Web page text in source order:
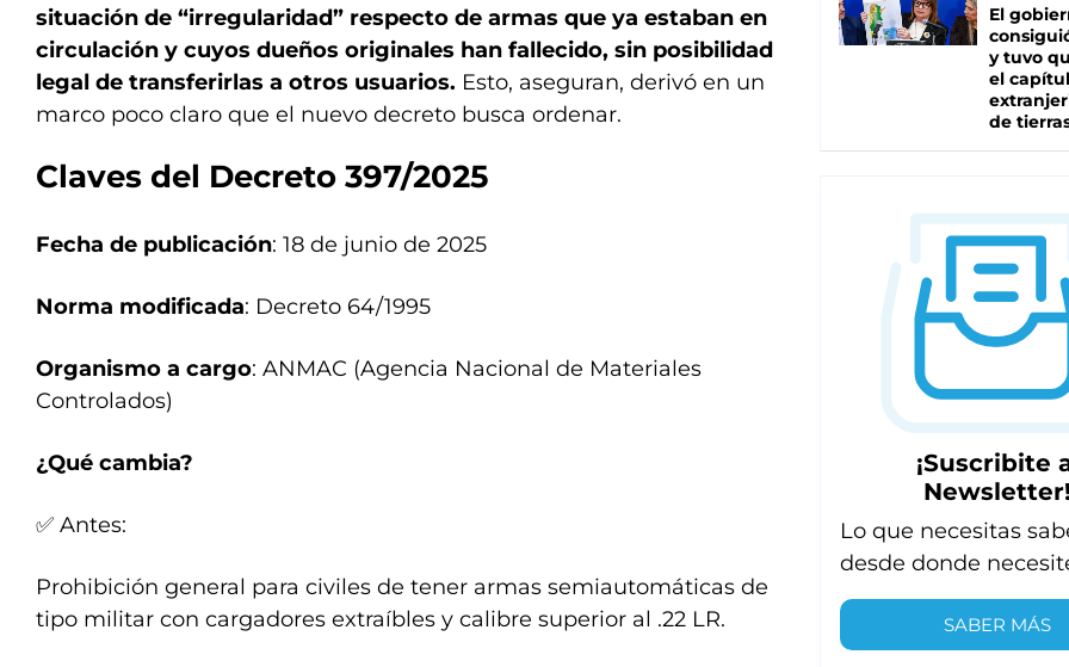
situación de “irregularidad” respecto de armas que ya estaban en
circulación y cuyos dueños originales han fallecido, sin posibilidad
legal de transferirlas a otros usuarios. Esto, aseguran, derivó en un
marco poco claro que el nuevo decreto busca ordenar.
Claves del Decreto 397/2025
Fecha de publicación: 18 de junio de 2025
Norma modificada: Decreto 64/1995
Organismo a cargo: ANMAC (Agencia Nacional de Materiales
Controlados)
¿Qué cambia?
✅ Antes:
Prohibición general para civiles de tener armas semiautomáticas de
tipo militar con cargadores extraíbles y calibre superior al .22 LR.
El
y tuvo
el
de
¡Suscribite
Newsletter!
Lo que necesitas
desde donde
SABER MÁS